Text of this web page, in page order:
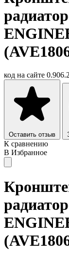
код на сайте
Оставить отзыв
К сравнению
В Избранное